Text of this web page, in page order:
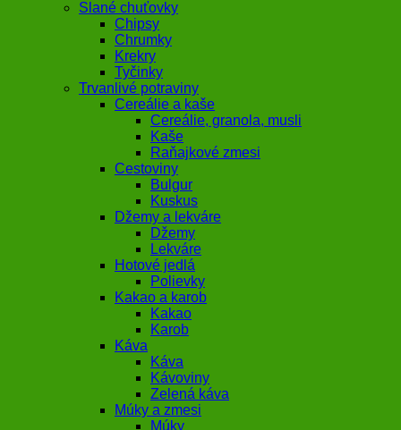
Slané chuťovky
Chipsy
Chrumky
Krekry
Tyčinky
Trvanlivé potraviny
Cereálie a kaše
Cereálie, granola, musli
Kaše
Raňajkové zmesi
Cestoviny
Bulgur
Kuskus
Džemy a lekváre
Džemy
Lekváre
Hotové jedlá
Polievky
Kakao a karob
Kakao
Karob
Káva
Káva
Kávoviny
Zelená káva
Múky a zmesi
Múky